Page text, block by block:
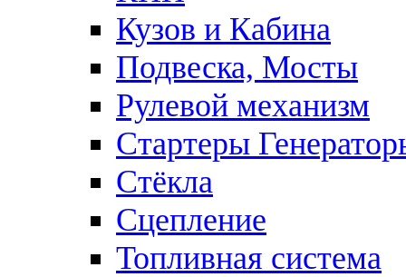
Кузов и Кабина
Подвеска, Мосты
Рулевой механизм
Стартеры
Стёкла
Сцепление
Топливная система